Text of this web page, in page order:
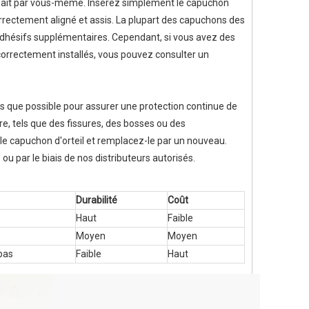
par vous-même. Insérez simplement le capuchon
aligné et assis. La plupart des capuchons des
supplémentaires. Cependant, si vous avez des
installés, vous pouvez consulter un
possible pour assurer une protection continue de
tels que des fissures, des bosses ou des
d'orteil et remplacez-le par un nouveau.
par le biais de nos distributeurs autorisés.
Durabilité
Coût
Haut
Faible
Moyen
Moyen
Faible Haut